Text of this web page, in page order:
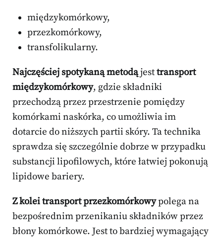
międzykomórkowy,
przezkomórkowy,
transfolikularny.
Najczęściej spotykaną metodąjesttransport
międzykomórkowy, gdzie składniki
przechodzą przez przestrzenie pomiędzy
komórkami naskórka, co umożliwia im
dotarcie do niższych partii skóry. Ta technika
sprawdza się szczególnie dobrze w przypadku
substancji lipofilowych, które łatwiej pokonują
lipidowe bariery.
Z kolei transport przezkomórkowypolega na
bezpośrednim przenikaniu składników przez
błony komórkowe. Jest to bardziej wymagający